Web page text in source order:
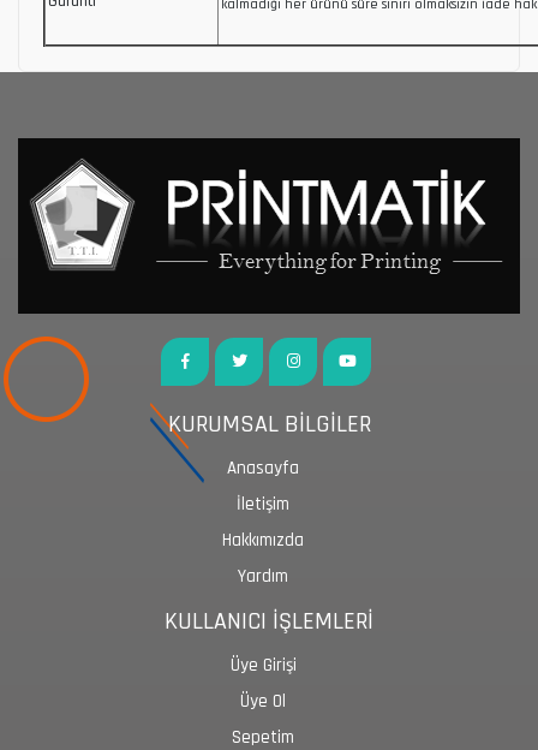
kalmadığı her ürünü süre sınırı olmaksızın iade
KURUMSAL BİLGİLER
Anasayfa
İletişim
Hakkımızda
Yardım
KULLANICI İŞLEMLERİ
Üye Girişi
Üye Ol
Sepetim